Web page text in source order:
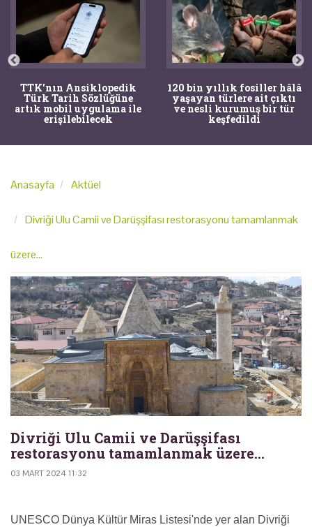
TTK'nın Ansiklopedik
Türk Tarih Sözlüğüne
artık mobil uygulama ile
erişilebilecek
120 bin yıllık fosiller hâlâ
yaşayan türlere ait çıktı
ve nesli kurumuş bir tür
keşfedildi
Anasayfa Aktüel
Divriği Ulu Camii ve Darüşşifası restorasyonu tamamlanmak
üzere...
Divriği Ulu Camii ve Darüşşifası
restorasyonu tamamlanmak üzere...
03 MART 2024 11:32
UNESCO Dünya Kültür Miras Listesi'nde yer alan Divriği